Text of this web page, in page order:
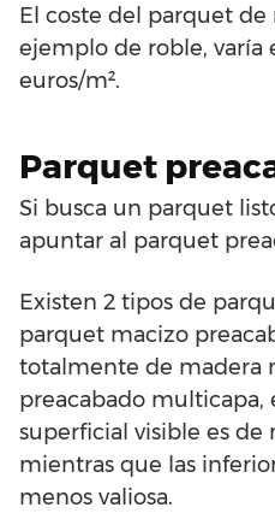
El coste del parquet
ejemplo de roble, varía
euros/m².
Parquet
Si busca un parquet
apuntar al parquet
Existen 2 tipos de
parquet macizo
totalmente de madera
preacabado multicapa,
superficial visible es de
mientras que las
menos valiosa.